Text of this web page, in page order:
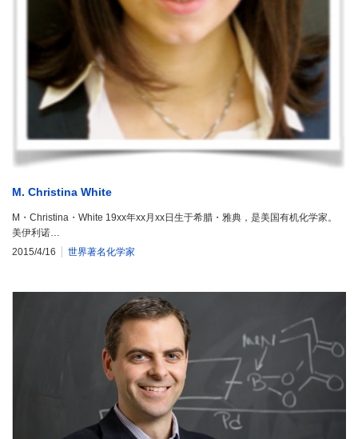
M. Christina White
M・Christina・White 19xx年xx月xx日生于希腊・雅典，是美国有机化学家。
美伊利诺…
2015/4/16
世界著名化学家